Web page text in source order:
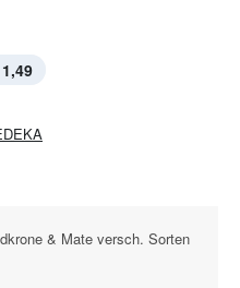
& Mate versch. Sorten